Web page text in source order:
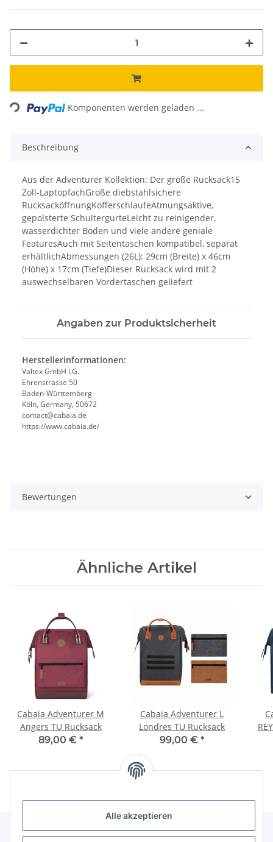
Alle akzeptieren
Loading... Komponenten werden geladen ...
Beschreibung
Aus der Adventurer Kollektion: Der große Rucksack15
Zoll-LaptopfachGroße diebstahlsichere
RucksacköffnungKofferschlaufeAtmungsaktive,
gepolsterte SchultergurteLeicht zu reinigender,
wasserdichter Boden und viele andere geniale
FeaturesAuch mit Seitentaschen kompatibel, separat
erhältlichAbmessungen (26L): 29cm (Breite) x 46cm
(Höhe) x 17cm (Tiefe)Dieser Rucksack wird mit 2
auswechselbaren Vordertaschen geliefert
Angaben zur Produktsicherheit
Herstellerinformationen:
Valtex GmbH i.G.
Ehrenstrasse 50
Baden-Württemberg
Köln, Germany, 50672
contact@cabaia.de
https://www.cabaia.de/
Bewertungen
Ähnliche Artikel
Cabaia Adventurer M
Angers TU Rucksack
89,00 € *
Cabaia Adventurer L
Londres TU Rucksack
99,00 € *